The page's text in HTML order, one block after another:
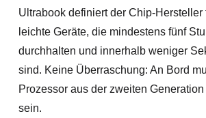
Ultrabook definiert der Chip-Hersteller
leichte Geräte, die mindestens fünf
durchhalten und innerhalb weniger
sind. Keine Überraschung: An Bord
Prozessor aus der zweiten
sein.